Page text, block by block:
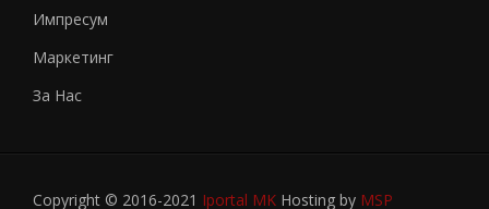
Импресум
Маркетинг
За Нас
Copyright © 2016-2021 Iportal MK Hosting by MSP